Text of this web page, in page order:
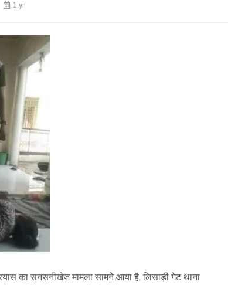
1 yr
का सनसनीखेज मामला सामने आया है. लिसाड़ी गेट थाना